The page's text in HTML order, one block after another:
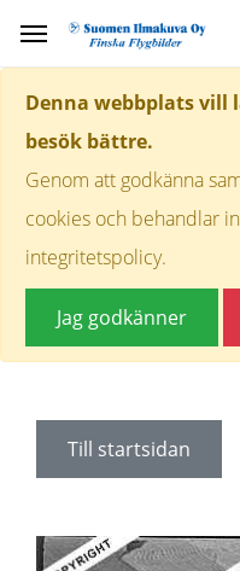
Denna webbplats vill
besök bättre.
Genom att godkänna
cookies och behandlar
integritetspolicy.
Jag godkänner
Till startsidan